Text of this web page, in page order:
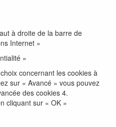
à droite de la barre de
Internet »
»
concernant les cookies à
sur « Avancé » vous pouvez
des cookies 4.
cliquant sur « OK »